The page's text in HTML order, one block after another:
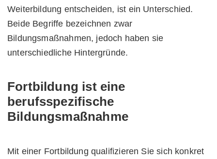
Weiterbildung entscheiden, ist ein Unterschied.
Beide Begriffe bezeichnen zwar
Bildungsmaßnahmen, jedoch haben sie
unterschiedliche Hintergründe.
Fortbildung ist eine
berufsspezifische
Bildungsmaßnahme
Mit einer Fortbildung qualifizieren Sie sich konkret